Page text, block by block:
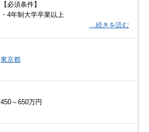
【必須条件】
・4年制大学卒業以上
…続きを読む
東京都
450～650万円